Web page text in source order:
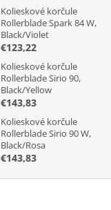
Kolieskové korčule
Rollerblade Spark 84 W,
Black/Violet
€123,22
Kolieskové korčule
Rollerblade Sirio 90,
Black/Yellow
€143,83
Kolieskové korčule
Rollerblade Sirio 90 W,
Black/Rosa
€143,83